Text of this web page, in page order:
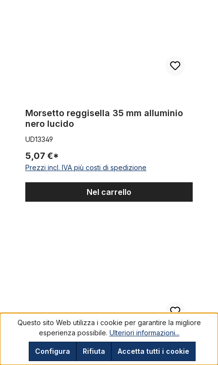
Morsetto reggisella 35 mm alluminio
nero lucido
UD13349
5,07 €*
Prezzi incl. IVA più costi di spedizione
Nel carrello
Reggisella nera 1 pollice 400 mm
Questo sito Web utilizza i cookie per garantire la migliore
esperienza possibile. Ulteriori informazioni...
Rifiuta
Configura Accetta tutti i cookie